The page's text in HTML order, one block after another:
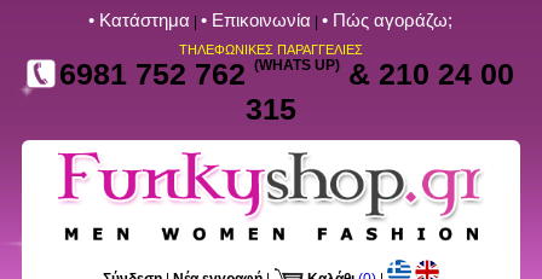
• Kατάστημα |• Επικοινωνία |• Πώς αγοράζω;
ΤΗΛΕΦΩΝΙΚΕΣ ΠΑΡΑΓΓΕΛΙΕΣ
6981 752 762(WHATS UP) & 210 24 00
315